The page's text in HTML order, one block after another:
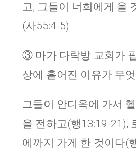
고, 그들이 너희에게 올
(사55:4-5)
③ 마가 다락방 교회가
상에 흩어진 이유가 무
그들이 안디옥에 가서
을 전하고(행13:19-21),
에까지 가게 한 것이다(